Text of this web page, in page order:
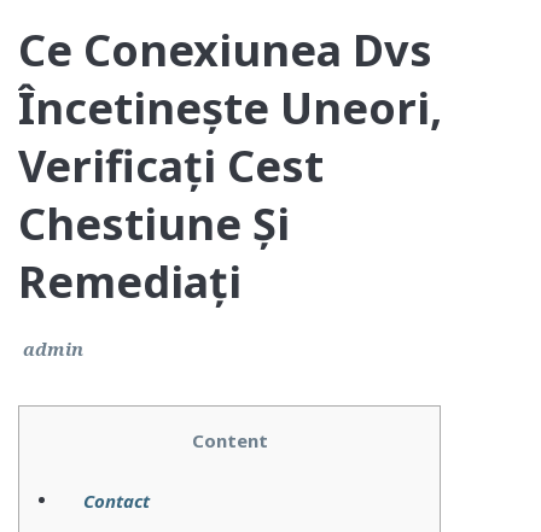
Ce Conexiunea Dvs
Încetinește Uneori,
Verificați Cest
Chestiune Și
Remediați
admin
Content
Contact